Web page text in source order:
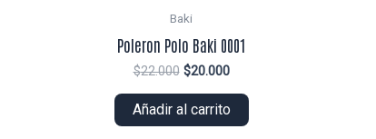
Baki
Poleron Polo Baki 0001
$22.000 El
original
era:
$20.000El
actual
es:
Añadir al carrito